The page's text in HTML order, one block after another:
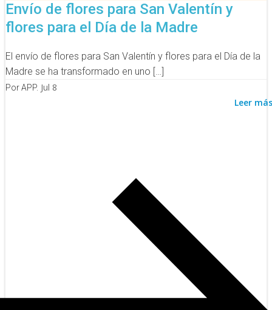
Envío de flores para San Valentín y
flores para el Día de la Madre
El envío de flores para San Valentín y flores para el Día de la
Madre se ha transformado en uno […]
Por APP. Jul 8
Leer más